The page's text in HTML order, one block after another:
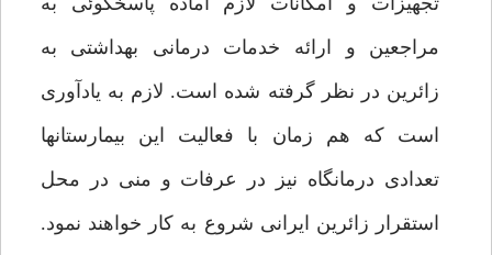
مراجعین و ارائه خدمات درمانی بهداشتی به
زائرین در نظر گرفته شده است. لازم به یادآوری
است که هم زمان با فعالیت این بیمارستانها
تعدادی درمانگاه نیز در عرفات و منی در محل
استقرار زائرین ایرانی شروع به کار خواهند نمود.